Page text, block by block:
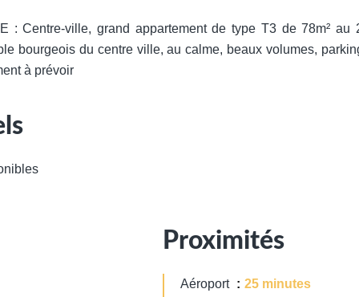
: Centre-ville, grand appartement de type T3 de 78m² au
bourgeois du centre ville, au calme, beaux volumes,
à prévoir
Proximités
Aéroport
25 minutes